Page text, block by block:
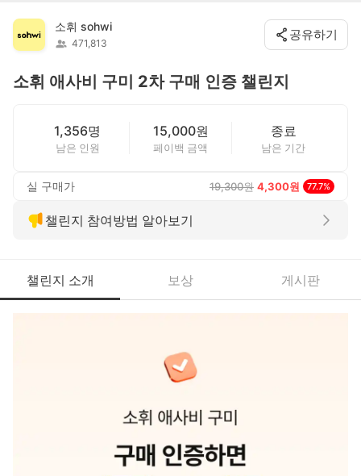
소휘 sohwi
471,813
공유하기
소휘 애사비 구미 2차 구매 인증 챌린지
1,356명
남은 인원
15,000원
페이백 금액
종료
남은 기간
실 구매가 19,300원 4,300원 77.7%
챌린지 참여방법 알아보기
챌린지 소개 보상 게시판